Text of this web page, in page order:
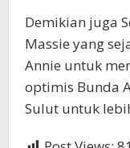
Demikian juga
Massie yang
Annie untuk
optimis Bunda
Sulut untuk